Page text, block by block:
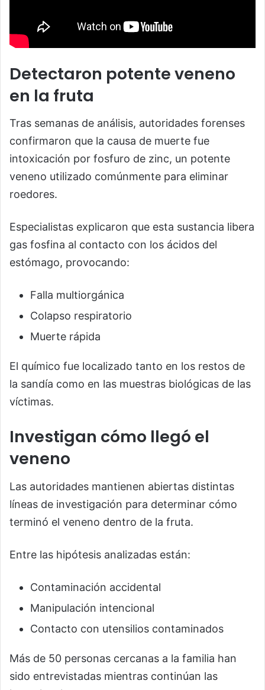
Detectaron potente veneno
en la fruta
Tras semanas de análisis, autoridades forenses
confirmaron que la causa de muerte fue
intoxicación por fosfuro de zinc, un potente
veneno utilizado comúnmente para eliminar
roedores.
Especialistas explicaron que esta sustancia libera
gas fosfina al contacto con los ácidos del
estómago, provocando:
Falla multiorgánica
Colapso respiratorio
Muerte rápida
El químico fue localizado tanto en los restos de
la sandía como en las muestras biológicas de las
víctimas.
Investigan cómo llegó el
veneno
Las autoridades mantienen abiertas distintas
líneas de investigación para determinar cómo
terminó el veneno dentro de la fruta.
Entre las hipótesis analizadas están:
Contaminación accidental
Manipulación intencional
Contacto con utensilios contaminados
Más de 50 personas cercanas a la familia han
sido entrevistadas mientras continúan las